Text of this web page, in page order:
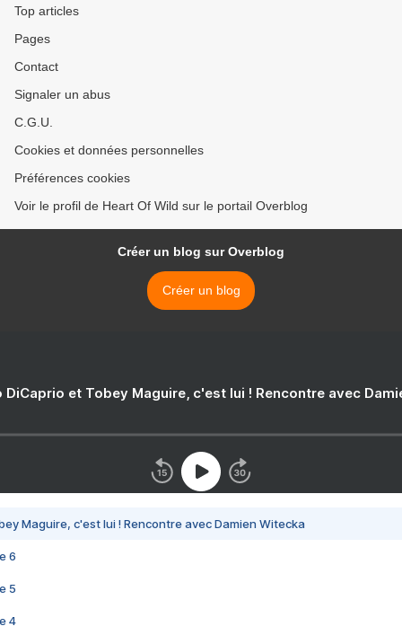
Top articles
Pages
Contact
Signaler un abus
C.G.U.
Cookies et données personnelles
Préférences cookies
Voir le profil de Heart Of Wild sur le portail Overblog
Créer un blog sur Overblog
Créer un blog
DiCaprio et Tobey Maguire, c'est lui ! Rencontre avec
Maguire, c'est lui ! Rencontre avec Damien Witecka
6
5
4